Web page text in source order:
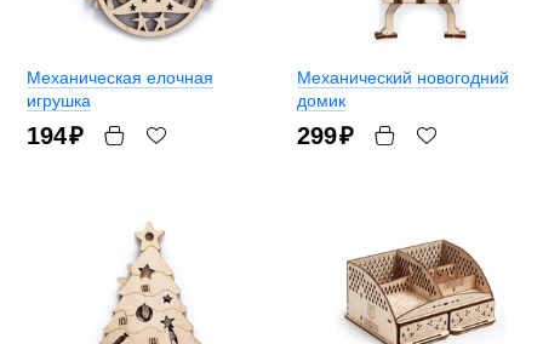
Механическая елочная
игрушка
194₽
Механический новогодний
домик
299₽